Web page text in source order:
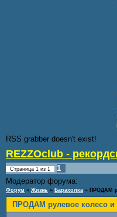
RSS grabber doesn't exist!
REZZOclub -
Страница 1 из 1
1
Модератор форума:
Форум » Жизнь » Барахолка » ПРОДАМ
ПРОДАМ рулевое колесо и